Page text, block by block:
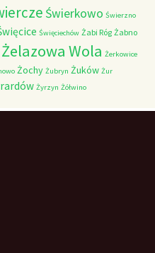
Świerkowo Świerzno
Święciechów Żabi Róg Żabno
Żelazowa Wola Żerkowice
Żochy Żubryn Żuków Żur
Żyrzyn Żółwino